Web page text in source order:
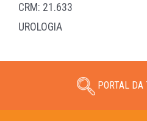
CRM: 21.633
UROLOGIA
PORTAL DA